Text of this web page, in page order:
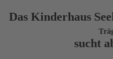
Das Kinderhaus
sucht